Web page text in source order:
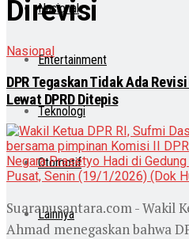
Nasional
Entertainment
Teknologi
Otomotif
Lainnya
Direvisi
Nasional
DPR Tegaskan Tidak Ada
Lewat DPRD Ditepis
Suaranusantara.com - Wakil
Ahmad menegaskan bahwa